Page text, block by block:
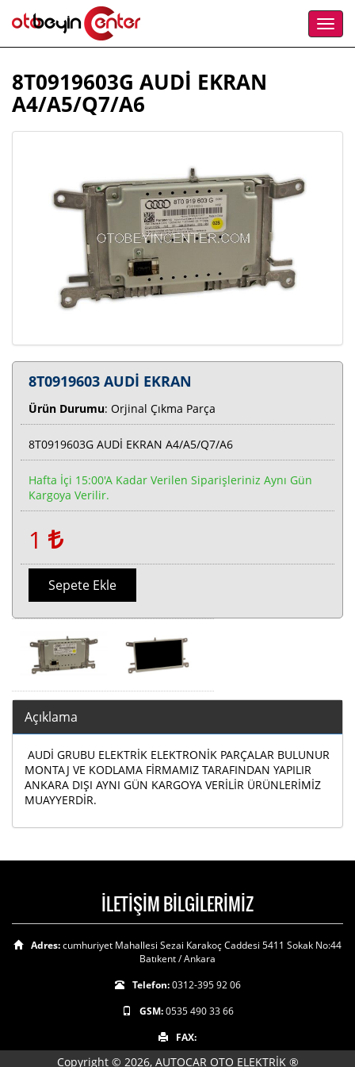
8T0919603G AUDİ EKRAN
A4/A5/Q7/A6
8T0919603 AUDİ EKRAN
Ürün Durumu: Orjinal Çıkma Parça
8T0919603G AUDİ EKRAN A4/A5/Q7/A6
Hafta İçi 15:00'a Kadar Verilen Siparişleriniz Aynı Gün
Kargoya Verilir.
1
Sepete Ekle
Açıklama
AUDİ GRUBU ELEKTRİK ELEKTRONİK PARÇALAR BULUNUR
MONTAJ VE KODLAMA FİRMAMIZ TARAFINDAN YAPILIR
ANKARA DIŞI AYNI GÜN KARGOYA VERİLİR ÜRÜNLERİMİZ
MUAYYERDİR.
İLETİŞİM BİLGİLERİMİZ
Adres:cumhuriyet Mahallesi Sezai Karakoç Caddesi 5411 Sokak No:44
Batıkent / Ankara
Telefon:0312-395 92 06
GSM:0535 490 33 66
FAX:
Copyright © 2026, AUTOCAR OTO ELEKTRİK ®